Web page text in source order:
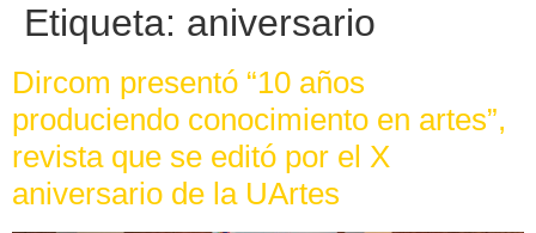
Etiqueta: aniversario
Dircom presentó “10 años
produciendo conocimiento en artes”,
revista que se editó por el X
aniversario de la UArtes